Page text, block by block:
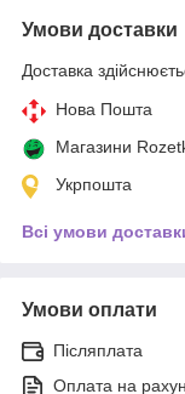
Умови доставки
Доставка
Нова Пошта
Магазини
Укрпошта
Всі умови
Умови оплати
Післяплата
Оплата на